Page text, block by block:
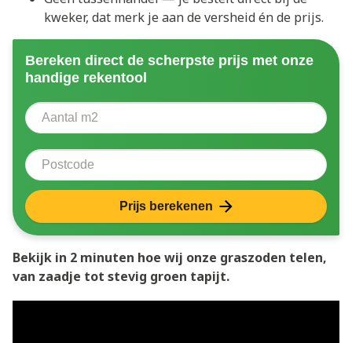
kweker, dat merk je aan de versheid én de prijs.
Bereken direct de scherpste prijs met onze
handige rekentool
Aantal vierkante meter
Postcode
Prijs berekenen
Bekijk in 2 minuten hoe wij onze graszoden telen,
van zaadje tot stevig groen tapijt.